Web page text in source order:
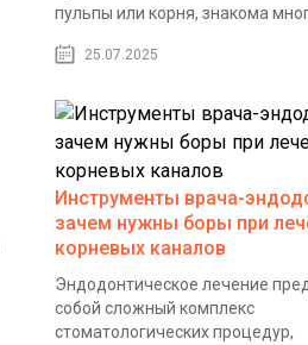
пульпы или корня, знакома
25.07.2025
Инструменты врача-
зачем нужны боры при
корневых каналов
Эндодонтическое лечение
собой сложный комплекс
стоматологических процедур,